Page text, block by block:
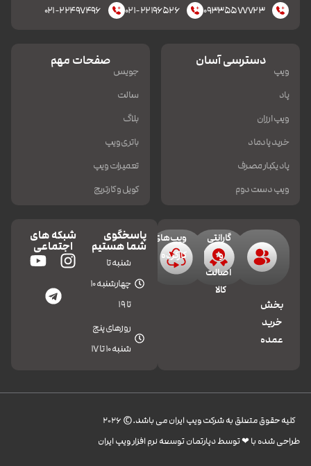
۰۹۳۳۵۵۷۷۷۲۳
۰۲۱-۲۲۱۹۶۵۲۶ ۰۲۱-۲۲۴۹۷۴۹۶
دسترسی آسان
ویپ
پاد
ویپ ارزان
خرید پادماد
پاد یکبار مصرف
ویپ دست دوم
صفحات مهم
جویس
سالت
بلاگ
باتری ویپ
تعمیرات ویپ
کویل و کارتریج
بخش
خرید
عمده
گارانتی
و
اصالت
کالا
ویپ‌های
کارکرده
پاسخگوی
شما هستیم
شنبه تا
چهارشنبه 10
تا 19
روزهای پنج
شنبه 10 تا 17
شبکه های
اجتماعی
کليه حقوق متعلق به شرکت ویپ ایران می باشد.© 2026
طراحی شده با ❤︎ توسط دپارتمان توسعه نرم افزار ویپ ایران